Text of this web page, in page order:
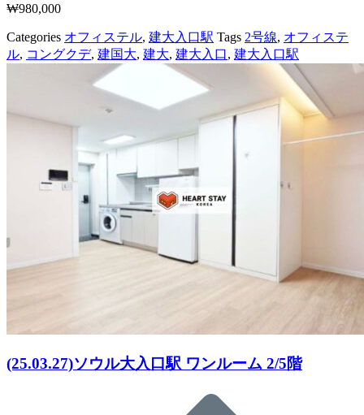
₩980,000
Categories オフィステル, 建大入口駅 Tags 2号線, オフィステ
ル, コングクデ, 建国大, 建大, 建大入口, 建大入口駅
(25.03.27)ソウル大入口駅 ワンルーム 2/5階